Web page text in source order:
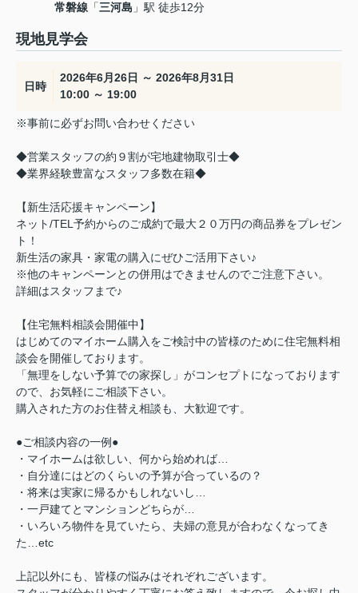
常磐線 「三河島 」駅 徒歩12分
現地見学会
日時
2026年6月26日 ～ 2026年8月31日
10:00 ～ 19:00
※事前に必ずお問い合わせください
◆営業スタッフの約９割が宅地建物取引士◆
◆業界経験豊富なスタッフ多数在籍◆
【新生活応援キャンペーン】
ネット/TEL予約からのご成約で最大２０万円の商品券をプレゼン
ト！
新生活の家具・家電の購入にぜひご活用下さい♪
※他のキャンペーンとの併用はできませんのでご注意下さい。
詳細はスタッフまで♪
【住宅無料相談会開催中】
はじめてのマイホーム購入をご検討中の皆様のために住宅無料相
談会を開催しております。
「無理をしない予算での家探し」がコンセプトになっております
ので、お気軽にご相談下さい。
購入された方のお住替え相談も、大歓迎です。
●ご相談内容の一例●
・マイホームは欲しい、何から始めれば…
・自分達にはどのくらいの予算が合っているの？
・将来は実家に帰るかもしれないし…
・一戸建てとマンションどちらが…
・いろいろ物件を見ていたら、夫婦の意見が合わなくなってき
た…etc
上記以外にも、皆様の悩みはそれぞれございます。